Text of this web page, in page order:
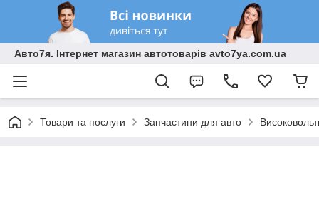
Авто7я. Інтернет магазин автотоварів avto7ya.com.ua
Товари та послуги Запчастини для авто